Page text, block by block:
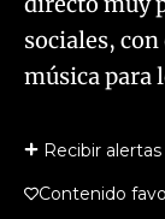
sociales,
música para
Recibir
Contenido